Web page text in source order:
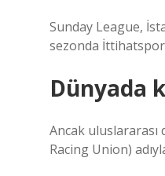
Sunday League,
sezonda İttihatspor
Dünyada
Ancak uluslararası
Racing Union)